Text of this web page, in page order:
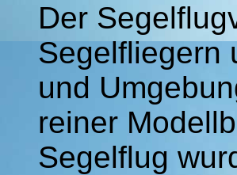
Der
Segelfliegern
und
reiner
Segelflug